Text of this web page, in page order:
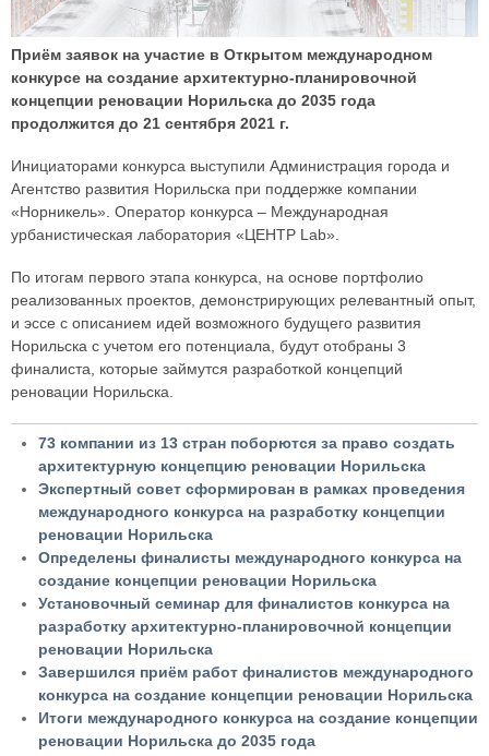
Приём заявок на участие в Открытом международном
конкурсе на создание архитектурно-планировочной
концепции реновации Норильска до 2035 года
продолжится до 21 сентября 2021 г.
Инициаторами конкурса выступили Администрация города и
Агентство развития Норильска при поддержке компании
«Норникель». Оператор конкурса – Международная
урбанистическая лаборатория «ЦЕНТР Lab».
По итогам первого этапа конкурса, на основе портфолио
реализованных проектов, демонстрирующих релевантный опыт,
и эссе с описанием идей возможного будущего развития
Норильска с учетом его потенциала, будут отобраны 3
финалиста, которые займутся разработкой концепций
реновации Норильска.
73 компании из 13 стран поборются за право создать
архитектурную концепцию реновации Норильска
Экспертный совет сформирован в рамках проведения
международного конкурса на разработку концепции
реновации Норильска
Определены финалисты международного конкурса на
создание концепции реновации Норильска
Установочный семинар для финалистов конкурса на
разработку архитектурно-планировочной концепции
реновации Норильска
Завершился приём работ финалистов международного
конкурса на создание концепции реновации Норильска
Итоги международного конкурса на создание концепции
реновации Норильска до 2035 года